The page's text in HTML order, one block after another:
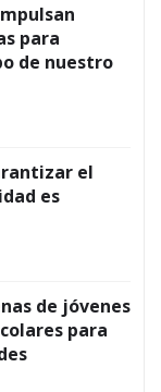
para
de nuestro
el
es
de jóvenes
para